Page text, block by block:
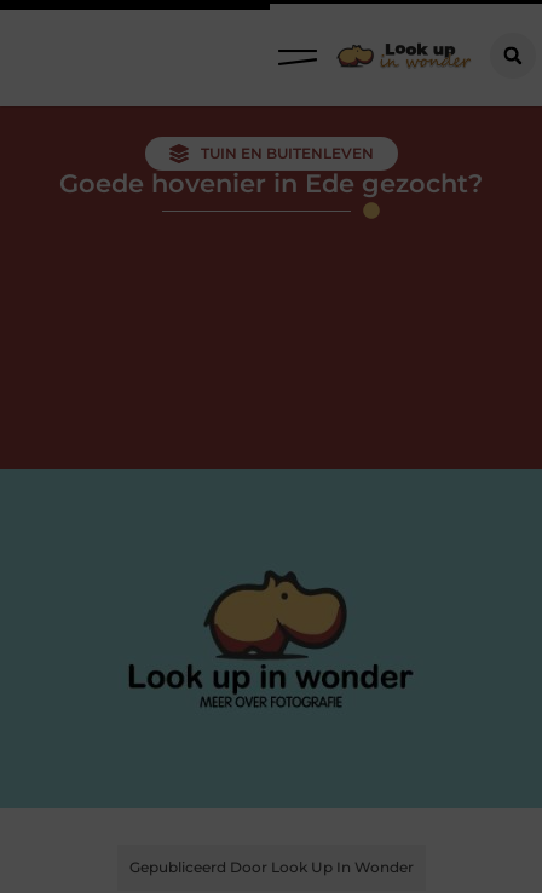
TUIN EN BUITENLEVEN
Goede hovenier in Ede gezocht?
Gepubliceerd Door Look Up In Wonder